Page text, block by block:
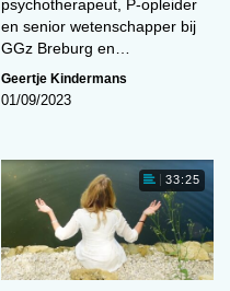
psychotherapeut, P-opleider
en senior wetenschapper bij
GGz Breburg en…
Geertje Kindermans
01/09/2023
33:25